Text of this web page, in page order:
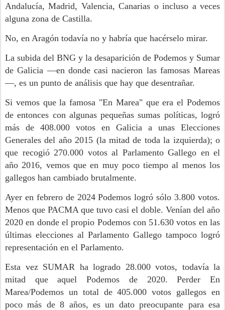
Andalucía, Madrid, Valencia, Canarias o incluso a veces
alguna zona de Castilla.
No, en Aragón todavía no y habría que hacérselo mirar.
La subida del BNG y la desaparición de Podemos y Sumar
de Galicia —en donde casi nacieron las famosas Mareas
—, es un punto de análisis que hay que desentrañar.
Si vemos que la famosa "En Marea" que era el Podemos
de entonces con algunas pequeñas sumas políticas, logró
más de 408.000 votos en Galicia a unas Elecciones
Generales del año 2015 (la mitad de toda la izquierda); o
que recogió 270.000 votos al Parlamento Gallego en el
año 2016, vemos que en muy poco tiempo al menos los
gallegos han cambiado brutalmente.
Ayer en febrero de 2024 Podemos logró sólo 3.800 votos.
Menos que PACMA que tuvo casi el doble. Venían del año
2020 en donde el propio Podemos con 51.630 votos en las
últimas elecciones al Parlamento Gallego tampoco logró
representación en el Parlamento.
Esta vez SUMAR ha logrado 28.000 votos, todavía la
mitad que aquel Podemos de 2020. Perder En
Marea/Podemos un total de 405.000 votos gallegos en
poco más de 8 años, es un dato preocupante para esa